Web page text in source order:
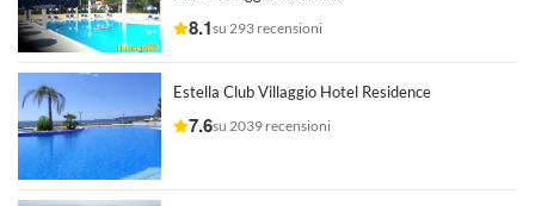
8.1su 293 recensioni
Estella Club Villaggio Hotel Residence
7.6su 2039 recensioni